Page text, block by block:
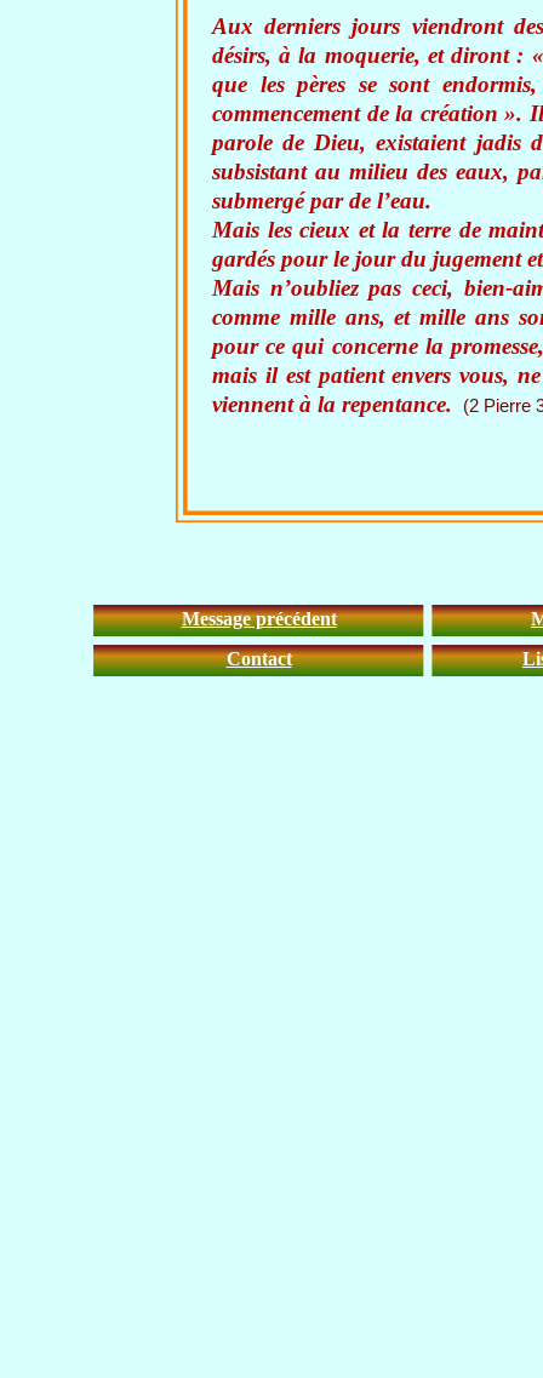
Aux derniers jours viendront
désirs, à la moquerie, et diront :
que les pères se sont
commencement de la création ».
parole de Dieu, existaient jadis
subsistant au milieu des eaux,
submergé par de l’eau.
Mais les cieux et la terre de
gardés pour le jour du jugement
Mais n’oubliez pas ceci, bien-
comme mille ans, et mille ans
pour ce qui concerne la
mais il est patient envers vous,
viennent à la repentance.
(2 Pierre
Message précédent
Contact